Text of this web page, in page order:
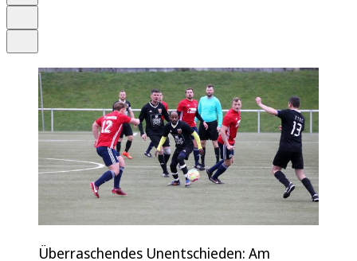
Überraschendes Unentschieden: Am